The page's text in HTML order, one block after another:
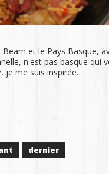
et le Pays Basque,
n'est pas basque qui
je me suis inspirée…
dernier